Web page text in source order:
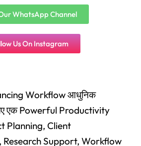
WhatsApp Channel
Us On Instagram
Workflow आधुनिक
एक Powerful Productivity
Planning, Client
Support, Workflow